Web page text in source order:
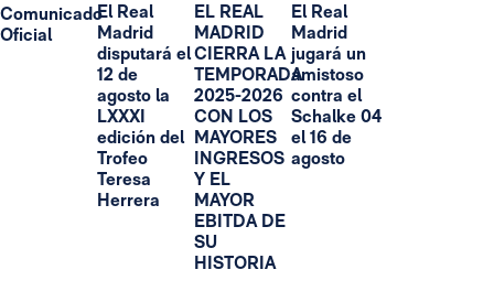
Comunicado
Oficial
El Real
Madrid
disputará el
12 de
agosto la
LXXXI
edición del
Trofeo
Teresa
Herrera
EL REAL
MADRID
CIERRA LA
TEMPORADA
2025-2026
CON LOS
MAYORES
INGRESOS
Y EL
MAYOR
EBITDA DE
SU
HISTORIA
El Real
Madrid
jugará un
amistoso
contra el
Schalke 04
el 16 de
agosto